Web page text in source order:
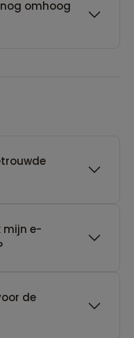
omhoog
mijn e-
de